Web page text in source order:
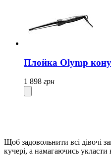
Плойка Olymp
1 898 грн
Щоб задовольнити всі дівочі
кучері, а намагаючись